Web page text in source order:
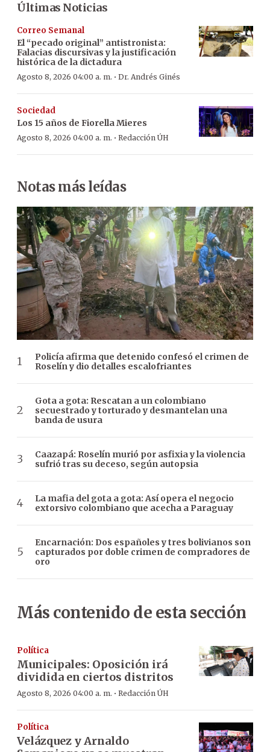
Últimas Noticias
Correo Semanal
El “pecado original” antistronista:
Falacias discursivas y la justificación
histórica de la dictadura
Agosto 8, 2026 04:00 a. m. · Dr. Andrés Ginés
Sociedad
Los 15 años de Fiorella Mieres
Agosto 8, 2026 04:00 a. m. · Redacción ÚH
Notas más leídas
Policía afirma que detenido confesó el crimen de
Roselín y dio detalles escalofriantes
Gota a gota: Rescatan a un colombiano
secuestrado y torturado y desmantelan una
banda de usura
Caazapá: Roselín murió por asfixia y la violencia
sufrió tras su deceso, según autopsia
La mafia del gota a gota: Así opera el negocio
extorsivo colombiano que acecha a Paraguay
Encarnación: Dos españoles y tres bolivianos son
capturados por doble crimen de compradores de
oro
Más contenido de esta sección
Política
Municipales: Oposición irá
dividida en ciertos distritos
Agosto 8, 2026 04:00 a. m. · Redacción ÚH
Política
Velázquez y Arnaldo